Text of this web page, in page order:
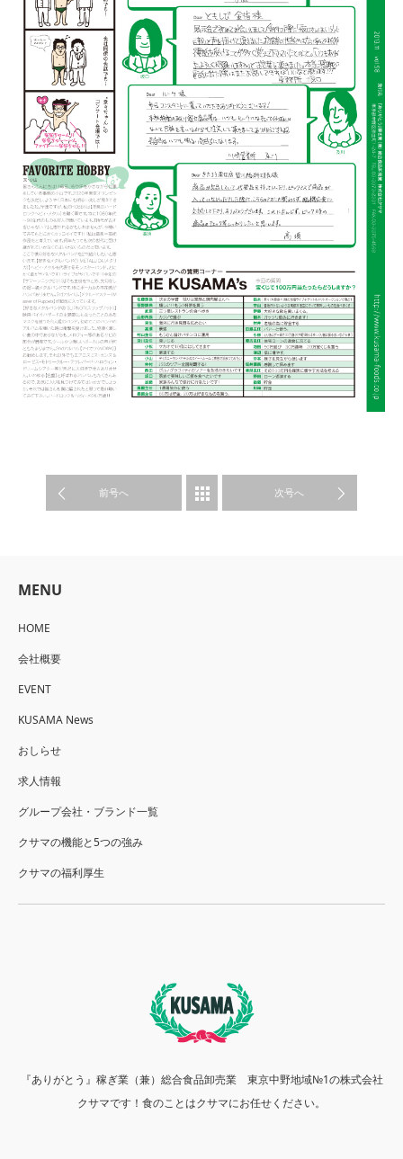
前号へ
Kusama News 次号へ
MENU
HOME
会社概要
EVENT
KUSAMA News
おしらせ
求人情報
グループ会社・ブランド一覧
クサマの機能と5つの強み
クサマの福利厚生
『ありがとう』稼ぎ業（兼）総合食品卸売業 東京中野地域№1の株式会社
クサマです！食のことはクサマにお任せください。